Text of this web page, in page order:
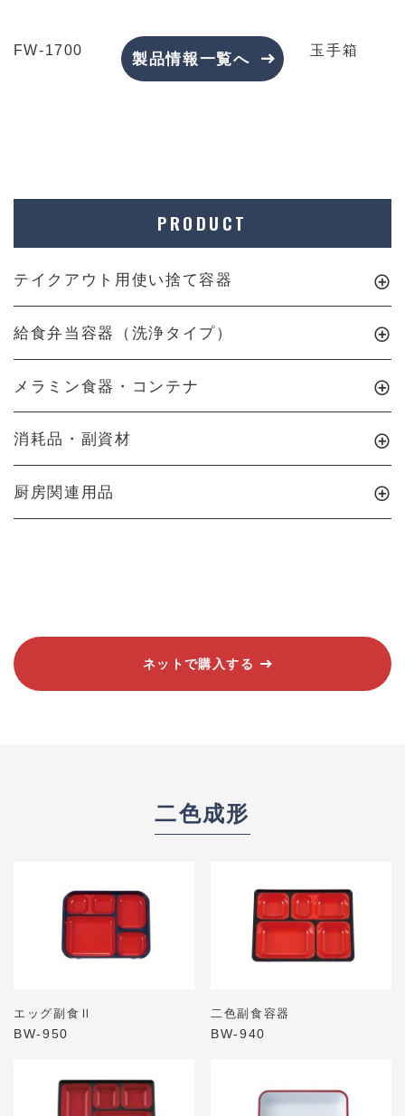
FW-1700
製品情報一覧へ
玉手箱
PRODUCT
テイクアウト用使い捨て容器
給食弁当容器（洗浄タイプ）
メラミン食器・コンテナ
消耗品・副資材
厨房関連用品
ネットで購入する
二色成形
エッグ副食Ⅱ
BW-950
二色副食容器
BW-940